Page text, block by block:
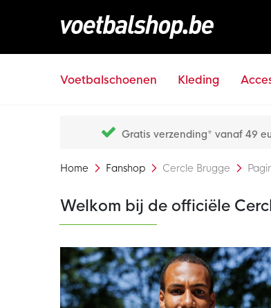
Voetbalschoenen Kleding
Gratis verzending* vanaf 49
Home Fanshop Cercle Brugge
Welkom bij de officiële